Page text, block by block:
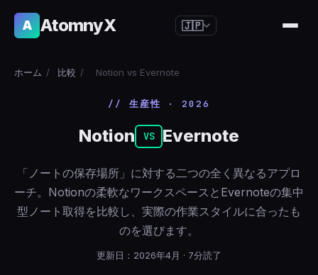
A AtomnyX 🇯🇵
🇪🇸 Español
🇧🇷 Português
🇫🇷Français
🇯🇵
🇷🇺Русский
🇨🇳简体中文
🇮🇹Italiano
ホーム / 比較 / Notion vs Evernote
// 生産性 · 2026
Notion VS Evernote
「ノートの保存場所」に対する二つの全く異なるアプロ
ーチ。Notionの柔軟なワークスペースとEvernoteの集中
型ノート取得を比較し、実際の作業スタイルに合ったも
のを選びます。
更新日：2026年4月 · 7分読了